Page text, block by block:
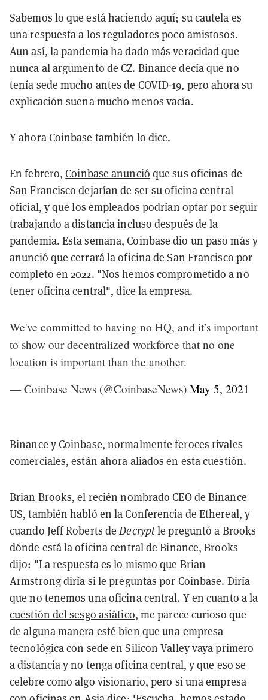
Sabemos lo que está haciendo aquí; su cautela es
una respuesta a los reguladores poco amistosos.
Aun así, la pandemia ha dado más veracidad que
nunca al argumento de CZ. Binance decía que no
tenía sede mucho antes de COVID-19, pero ahora su
explicación suena mucho menos vacía.
Y ahora Coinbase también lo dice.
En febrero,Coinbase anunció que sus oficinas de
San Francisco dejarían de ser su oficina central
oficial, y que los empleados podrían optar por seguir
trabajando a distancia incluso después de la
pandemia. Esta semana, Coinbase dio un paso más y
anunció que cerrará la oficina de San Francisco por
completo en 2022. "Nos hemos comprometido a no
tener oficina central", dice la empresa.
We've committed to having no HQ, and it’s important
to show our decentralized workforce that no one
location is important than the another.
— Coinbase News (@CoinbaseNews) May 5, 2021
Binance y Coinbase, normalmente feroces rivales
comerciales, están ahora aliados en esta cuestión.
Brian Brooks, el recién nombrado CEOde Binance
US, también habló en la Conferencia de Ethereal, y
cuando Jeff Roberts deDecryptle preguntó a Brooks
dónde está la oficina central de Binance, Brooks
dijo: "La respuesta es lo mismo que Brian
Armstrong diría si le preguntas por Coinbase. Diría
que no tenemos una oficina central. Y en cuanto a la
cuestión del sesgo asiático, me parece curioso que
de alguna manera esté bien que una empresa
tecnológica con sede en Silicon Valley vaya primero
a distancia y no tenga oficina central, y que eso se
celebre como algo visionario, pero si una empresa